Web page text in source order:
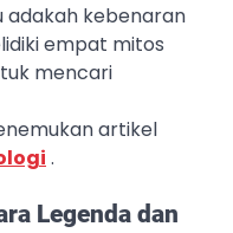
adakah kebenaran
empat mitos
mencari
artikel
.
Legenda dan